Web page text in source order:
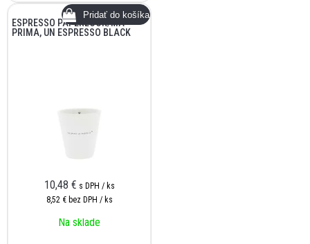
ESPRESSO PAPERLOOK/MA
PRIMA, UN ESPRESSO BLACK
10,48 € s DPH / ks
8,52 € bez DPH / ks
Na sklade